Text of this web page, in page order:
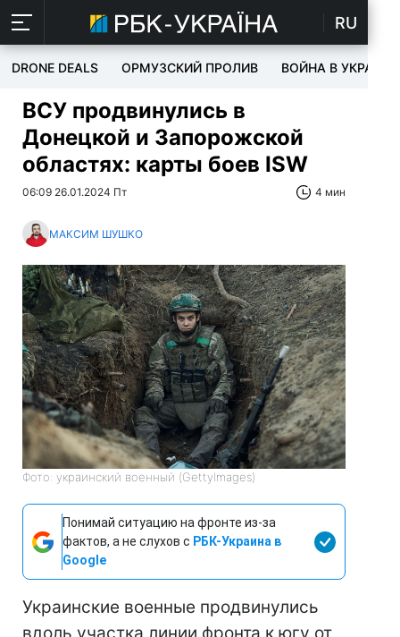
RU
DRONE DEALS ОРМУЗСКИЙ ПРОЛИВ ВОЙНА В УКРАИНЕ
ВСУ продвинулись в
Донецкой и Запорожской
областях: карты боев ISW
06:09 26.01.2024 Пт 4 мин
МАКСИМ ШУШКО
Фото: украинский военный (GettyImages)
Понимай ситуацию на фронте из-за
фактов, а не слухов с РБК-Украина в
Google
Украинские военные продвинулись